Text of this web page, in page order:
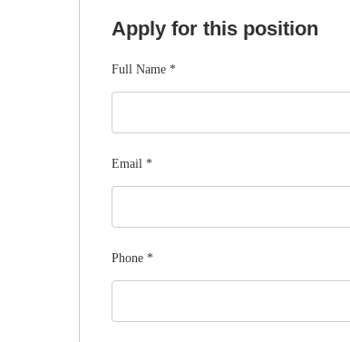
Apply for this position
Full Name *
Email *
Phone *